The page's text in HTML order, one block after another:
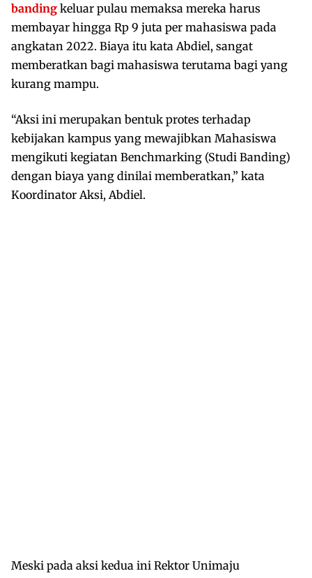
banding keluar pulau memaksa mereka harus
membayar hingga Rp 9 juta per mahasiswa pada
angkatan 2022. Biaya itu kata Abdiel, sangat
memberatkan bagi mahasiswa terutama bagi yang
kurang mampu.
“Aksi ini merupakan bentuk protes terhadap
kebijakan kampus yang mewajibkan Mahasiswa
mengikuti kegiatan Benchmarking (Studi Banding)
dengan biaya yang dinilai memberatkan,” kata
Koordinator Aksi, Abdiel.
Meski pada aksi kedua ini Rektor Unimaju